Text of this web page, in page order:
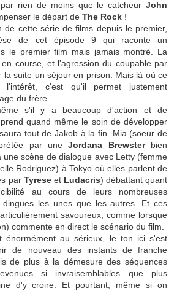
rien de moins que le catcheur John
le départ de The Rock !
de cette série de films depuis le premier,
de cet épisode 9 qui raconte un
le premier film mais jamais montré. La
course, et l'agression du coupable par
la suite un séjour en prison. Mais là où ce
l'intérêt, c'est qu'il permet justement
du frère.
s'il y a beaucoup d'action et de
quand même le soin de développer
tout de Jakob à la fin. Mia (soeur de
par uneJordana Brewsterbien
scène de dialogue avec Letty (femme
Rodriguez) à Tokyo où elles parlent de
par Tyreseet Ludacris) débattant quant
au cours de leurs nombreuses
dingues les unes que les autres. Et ces
savoureux, comme lorsque
commente en direct le scénario du film.
au sérieux, le ton ici s'est
de nouveau des instants de franche
de plus à la démesure des séquences
si invraisemblables que plus
d'y croire. Et pourtant, même si on